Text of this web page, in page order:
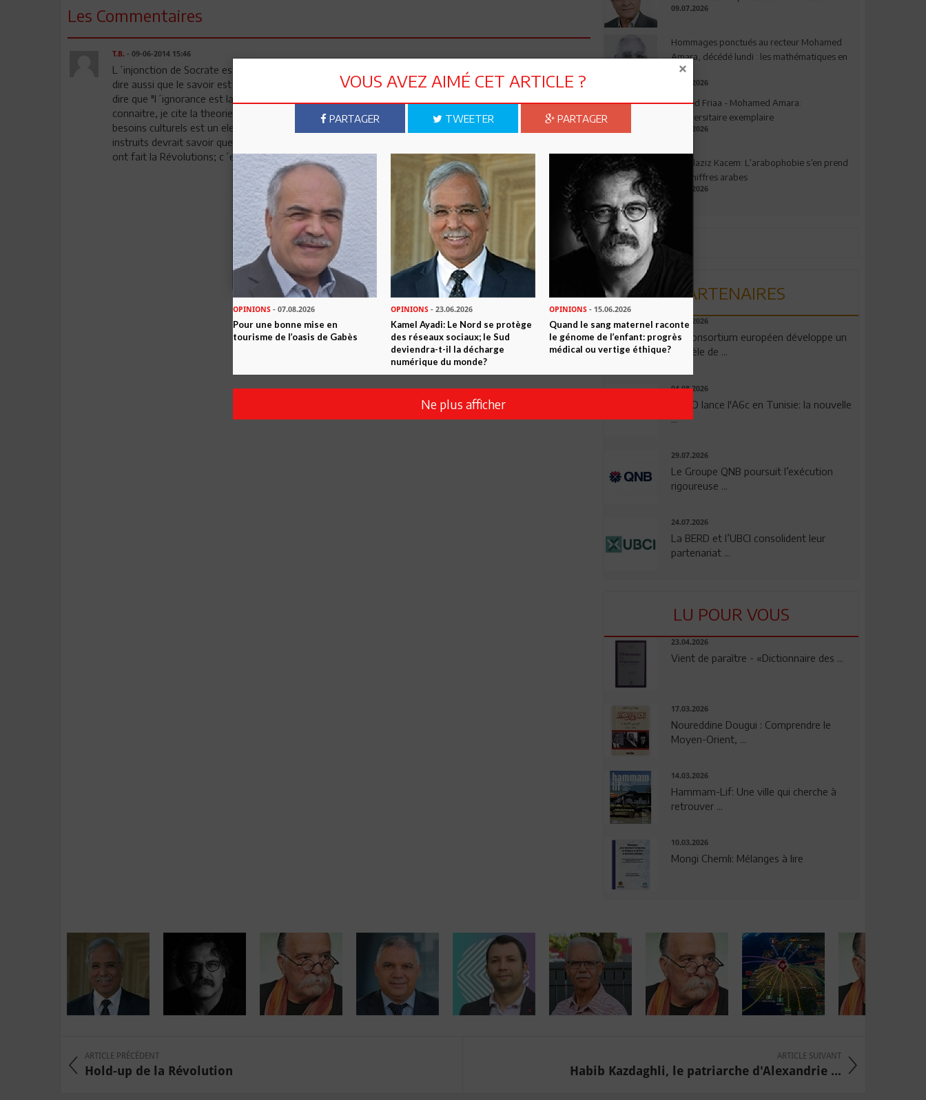
Les Commentaires
T.B.- 09-06-2014 15:46
L´injonction de Socrate est toujour valable "connais-toi toi-même est toujours valable puisque elle veut
dire aussi que le savoir est la condition sine qua non pour une vie prospère, il est allé"Socrate" jusqu´a
dire que "l´ignorance est la racine du mal". Les citoyens ont aujourd´hui plus de moyens pour se
connaitre, je cite la theorie des besoins de "Maslow" qui commence par les besoins necessaires jusqu´au
besoins culturels est un element important dans le progres. Quant aux commis l´Etat´qui sont sencés
instruits devrait savoir que les citoyens ne sont pas prés á gâcher leur vies et qu´ils savent pourquoi ils
ont fait la Révolutions; c´est parce qu ils ont des droits á faire valoir.
09.07.2026
Hommages ponctués au recteur Mohamed
Amara, décédé lundi : les mathématiques en
deuil
03.08.2026
Ahmed Friaa - Mohamed Amara:
l’Universitaire exemplaire
04.08.2026
Abdelaziz Kacem: L’arabophobie s’en prend
aux chiffres arabes
09.07.2026
PARTENAIRES
06.08.2026
Un consortium européen développe un
modèle de ...
04.08.2026
OPPO lance l'A6c en Tunisie: la nouvelle
...
29.07.2026
Le Groupe QNB poursuit l’exécution
rigoureuse ...
24.07.2026
La BERD et l’UBCI consolident leur
partenariat ...
LU POUR VOUS
23.04.2026
Vient de paraître - «Dictionnaire des ...
17.03.2026
Noureddine Dougui : Comprendre le
Moyen-Orient, ...
14.03.2026
Hammam-Lif: Une ville qui cherche à
retrouver ...
10.03.2026
Mongi Chemli: Mélanges à lire
ARTICLE PRÉCÉDENT
Hold-up de la Révolution
ARTICLE SUIVANT
Habib Kazdaghli, le patriarche d'Alexandrie ...
VOUS AVEZ AIMÉ CET ARTICLE ?
PARTAGER TWEETER PARTAGER
OPINIONS - 07.08.2026
Pour une bonne mise en
tourisme de l’oasis de Gabès
OPINIONS - 23.06.2026
Kamel Ayadi: Le Nord se protège
des réseaux sociaux; le Sud
deviendra-t-il la décharge
numérique du monde?
OPINIONS- 15.06.2026
Quand le sang maternel raconte
le génome de l’enfant: progrès
médical ou vertige éthique?
Ne plus afficher